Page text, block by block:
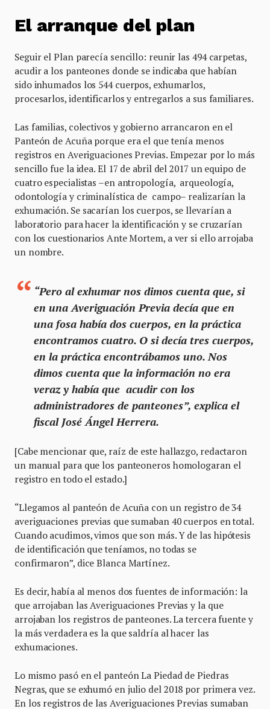
El arranque del plan
Seguir el Plan parecía sencillo: reunir las 494 carpetas,
acudir a los panteones donde se indicaba que habían
sido inhumados los 544 cuerpos, exhumarlos,
procesarlos, identificarlos y entregarlos a sus familiares.
Las familias, colectivos y gobierno arrancaron en el
Panteón de Acuña porque era el que tenía menos
registros en Averiguaciones Previas. Empezar por lo más
sencillo fue la idea. El 17 de abril del 2017 un equipo de
cuatro especialistas –en antropología, arqueología,
odontología y criminalística de campo– realizarían la
exhumación. Se sacarían los cuerpos, se llevarían a
laboratorio para hacer la identificación y se cruzarían
con los cuestionarios Ante Mortem, a ver si ello arrojaba
un nombre.
“Pero al exhumar nos dimos cuenta que, si
en una Averiguación Previa decía que en
una fosa había dos cuerpos, en la práctica
encontramos cuatro. O si decía tres cuerpos,
en la práctica encontrábamos uno. Nos
dimos cuenta que la información no era
veraz y había que acudir con los
administradores de panteones”, explica el
fiscal José Ángel Herrera.
[Cabe mencionar que, raíz de este hallazgo, redactaron
un manual para que los panteoneros homologaran el
registro en todo el estado.]
“Llegamos al panteón de Acuña con un registro de 34
averiguaciones previas que sumaban 40 cuerpos en total.
Cuando acudimos, vimos que son más. Y de las hipótesis
de identificación que teníamos, no todas se
confirmaron”, dice Blanca Martínez.
Es decir, había al menos dos fuentes de información: la
que arrojaban las Averiguaciones Previas y la que
arrojaban los registros de panteones. La tercera fuente y
la más verdadera es la que saldría al hacer las
exhumaciones.
Lo mismo pasó en el panteón La Piedad de Piedras
Negras, que se exhumó en julio del 2018 por primera vez.
En los registros de las Averiguaciones Previas sumaban